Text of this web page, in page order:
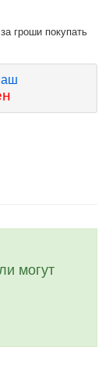
гроши покупать
могут